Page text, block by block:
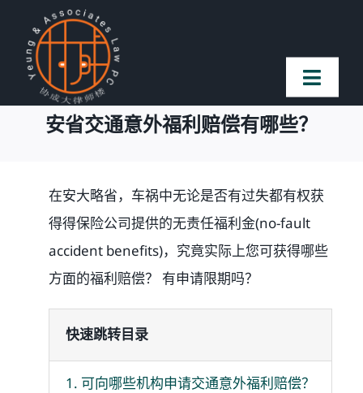
content
Toggle
首页
法律团队
案件简介
安省交通意外福利赔偿有哪些？
在安大略省，车祸中无论是否有过失都有权获
得得保险公司提供的无责任福利金(no-fault
accident benefits)，究竟实际上您可获得哪些
方面的福利赔偿？ 有申请限期吗？
快速跳转目录
1. 可向哪些机构申请交通意外福利赔偿？